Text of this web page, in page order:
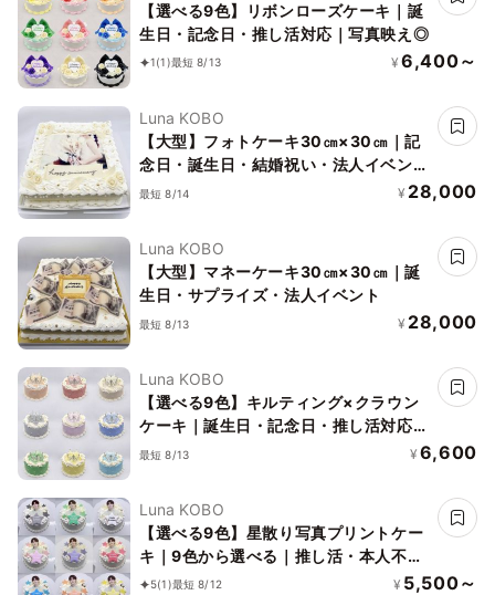
【選べる9色】リボンローズケーキ｜誕
生日・記念日・推し活対応｜写真映え◎
1(1)最短 8/13 ¥ 6,400～
Luna KOBO
【大型】フォトケーキ30㎝×30㎝｜記
念日・誕生日・結婚祝い・法人イベント
｜写真プリントケーキ
最短 8/14 ¥ 28,000
Luna KOBO
【大型】マネーケーキ30㎝×30㎝｜誕
生日・サプライズ・法人イベント
最短 8/13 ¥ 28,000
Luna KOBO
【選べる9色】キルティング×クラウン
ケーキ｜誕生日・記念日・推し活対応｜
上品・写真映え◎
最短 8/13 ¥ 6,600
Luna KOBO
【選べる9色】星散り写真プリントケー
キ｜9色から選べる｜推し活・本人不在
の誕生日会
5(1)最短 8/12 ¥ 5,500～